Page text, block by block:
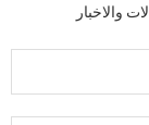
والاخبار